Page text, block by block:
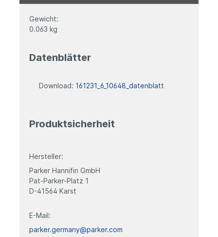
Gewicht:
0.063 kg
Datenblätter
Download: 161231_6_10648_datenblatt
Produktsicherheit
Hersteller:
Parker Hannifin GmbH
Pat-Parker-Platz 1
D-41564 Karst
E-Mail:
parker.germany@parker.com